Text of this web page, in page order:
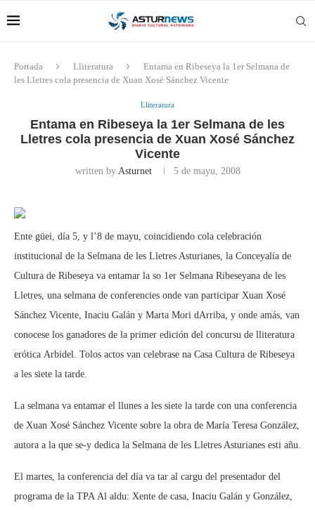
Portada Lliteratura
Entama en Ribeseya la 1er Selmana de
les Lletres cola presencia de Xuan Xosé Sánchez Vicente
Lliteratura
Entama en Ribeseya la 1er Selmana de les
Lletres cola presencia de Xuan Xosé Sánchez
Vicente
written by Asturnet 5 de mayu, 2008
Ente güei, día 5, y l’8 de mayu, coincidiendo cola celebración
institucional de la Selmana de les Lletres Asturianes, la Conceyalía de
Cultura de Ribeseya va entamar la so 1er Selmana Ribeseyana de les
Lletres, una selmana de conferencies onde van participar Xuan Xosé
Sánchez Vicente, Inaciu Galán y Marta Mori dArriba, y onde amás, van
conocese los ganadores de la primer edición del concursu de lliteratura
erótica Arbidel. Tolos actos van celebrase na Casa Cultura de Ribeseya
a les siete la tarde.
La selmana va entamar el llunes a les siete la tarde con una conferencia
de Xuan Xosé Sánchez Vicente sobre la obra de María Teresa González,
autora a la que se-y dedica la Selmana de les Lletres Asturianes esti añu.
El martes, la conferencia del día va tar al cargu del presentador del
programa de la TPA Al aldu: Xente de casa, Inaciu Galán y González,